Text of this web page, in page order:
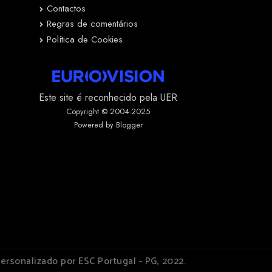
Contactos
Regras de comentários
Política de Cookies
Este site é reconhecido pela UER
Copyright © 2004-2025
Powered by Blogger
por ESC Portugal - PG, 2022.